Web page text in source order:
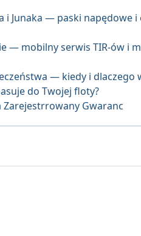
i Junaka — paski napędowe i
— mobilny serwis TIR-ów i
— kiedy i dlaczego
do Twojej floty?
Zarejestrrowany Gwaranc